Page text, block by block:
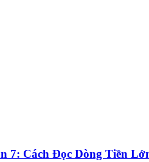
7: Cách Đọc Dòng Tiền